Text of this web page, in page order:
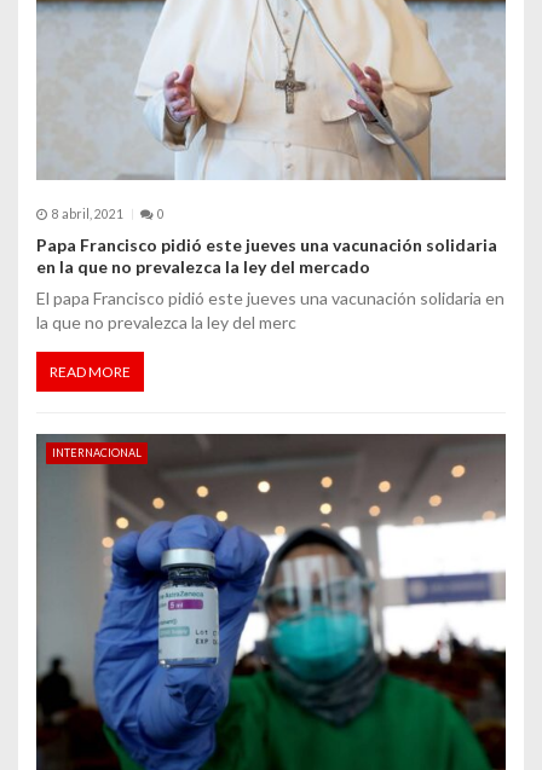
8 abril, 2021 0
Papa Francisco pidió este jueves una vacunación solidaria
en la que no prevalezca la ley del mercado
El papa Francisco pidió este jueves una vacunación solidaria en
la que no prevalezca la ley del merc
READ MORE
INTERNACIONAL